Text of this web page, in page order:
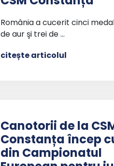
România a cucerit cinci
de aur şi trei de …
citește articolul
Canotorii de la
Constanța încep
din Campionatul